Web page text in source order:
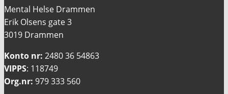
Mental Helse Drammen
Erik Olsens gate 3
3019 Drammen
Konto nr: 2480 36 54863
VIPPS: 118749
Org.nr: 979 333 560